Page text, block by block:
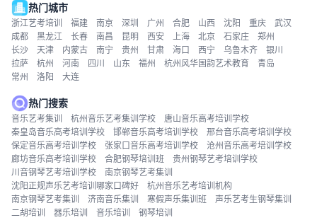
热门城市
浙江艺考培训 福建 南京 深圳 广州 合肥 山西 沈阳 重庆
武汉
成都
黑龙江 长春 南昌 昆明 西安 上海 北京 石家庄
郑州
长沙
天津 内蒙古 南宁 贵州 甘肃 海口 西宁 乌鲁木齐
银川
拉萨
杭州 河南 四川 山东 福州 杭州风华国韵艺术教育
青岛
常州
洛阳 大连
热门搜索
音乐艺考集训 杭州音乐艺考集训学校
唐山音乐高考培训学校
秦皇岛音乐高考培训学校
邯郸音乐高考培训学校
邢台音乐高考培训学校
保定音乐高考培训学校
张家口音乐高考培训学校
沧州音乐高考培训学校
廊坊音乐高考培训学校
合肥钢琴培训班
贵州钢琴艺考培训学校
川音钢琴艺考培训学校
南京钢琴艺考集训
沈阳正规声乐艺考培训哪家口碑好
杭州音乐艺考培训机构
南京钢琴艺考集训
济南音乐集训 寒假声乐集训班
声乐艺考生钢琴集训
二胡培训
器乐培训 音乐培训 钢琴培训